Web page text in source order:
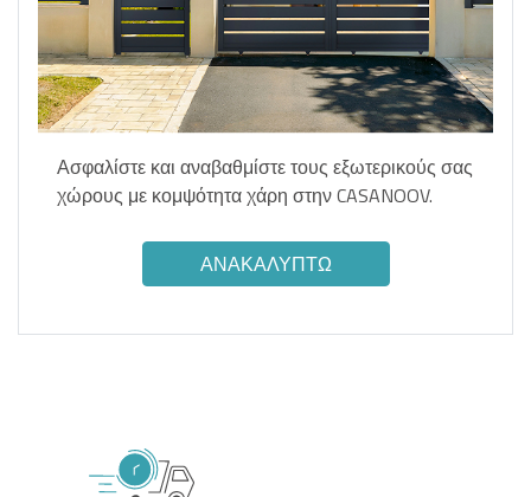
Ασφαλίστε και αναβαθμίστε τους εξωτερικούς σας
χώρους με κομψότητα χάρη στην CASANOOV.
ΑΝΑΚΑΛΎΠΤΩ